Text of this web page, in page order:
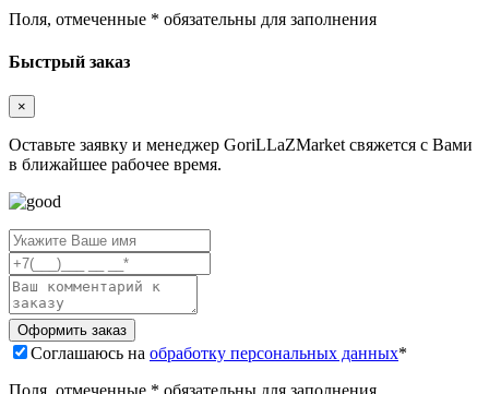
Поля, отмеченные * обязательны для заполнения
Быстрый заказ
×
Оставьте заявку и менеджер GoriLLaZMarket свяжется с Вами
в ближайшее рабочее время.
Соглашаюсь на обработку персональных данных*